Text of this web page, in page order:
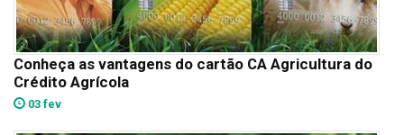
Conheça as vantagens do cartão CA Agricultura do
Crédito Agrícola
03 fev